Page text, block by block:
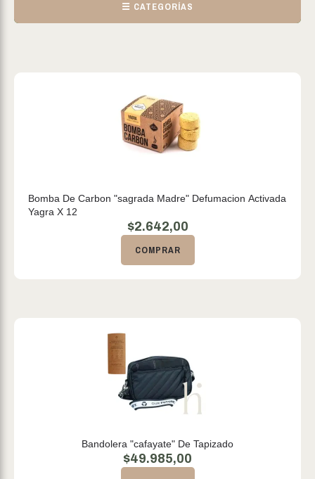
☰ CATEGORÍAS
Bomba De Carbon "sagrada Madre" Defumacion Activada
Yagra X 12
$2.642,00
COMPRAR
Bandolera "cafayate" De Tapizado
$49.985,00